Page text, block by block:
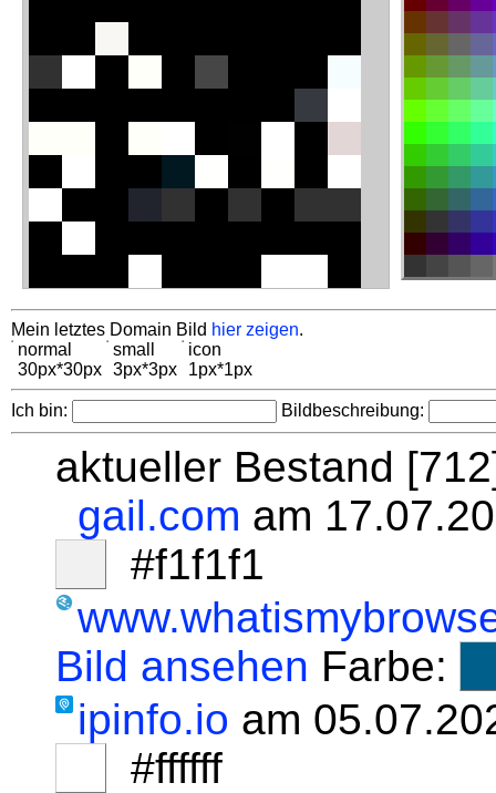
Mein letztes Domain Bild hier zeigen.
normal
30px*30px
small
3px*3px
icon
1px*1px
Ich bin: Bildbeschreibung:
aktueller Bestand
gail.com am
#f1f1f1
Bild ansehen Farbe:
ipinfo.io am
#ffffff